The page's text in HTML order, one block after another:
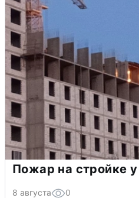
Пожар на стройке
8 августа 0